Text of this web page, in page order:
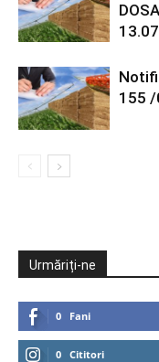
155
Urmăriți-ne
0 Fani
0 Cititori